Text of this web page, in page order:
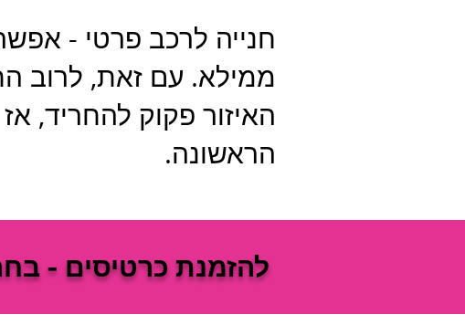
חנייה לרכב פרטי -
ממילא. עם זאת, לרוב
האיזור פקוק להחריד,
הראשונה.
להזמנת כרטיסים -